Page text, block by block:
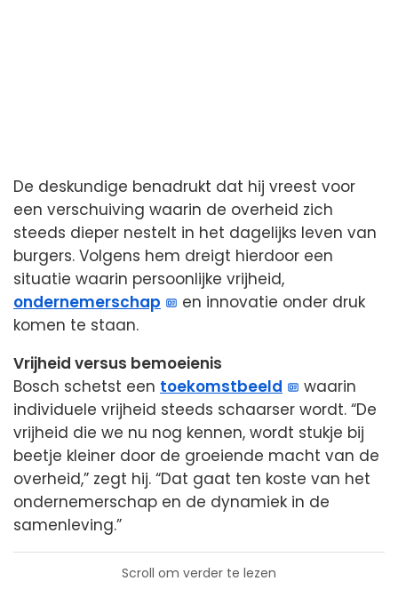
De deskundige benadrukt dat hij vreest voor
een verschuiving waarin de overheid zich
steeds dieper nestelt in het dagelijks leven van
burgers. Volgens hem dreigt hierdoor een
situatie waarin persoonlijke vrijheid,
ondernemerschap
en innovatie onder druk
komen te staan.
Vrijheid versus bemoeienis
Bosch schetst een toekomstbeeld
waarin
individuele vrijheid steeds schaarser wordt. “De
vrijheid die we nu nog kennen, wordt stukje bij
beetje kleiner door de groeiende macht van de
overheid,” zegt hij. “Dat gaat ten koste van het
ondernemerschap en de dynamiek in de
samenleving.”
Scroll om verder te lezen